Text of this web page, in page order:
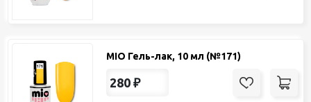
MIO Гель-лак, 10 мл (№171)
280 ₽